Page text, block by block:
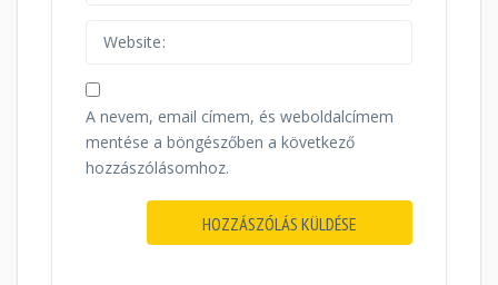
Website
A nevem, email címem, és weboldalcímem
mentése a böngészőben a következő
hozzászólásomhoz.